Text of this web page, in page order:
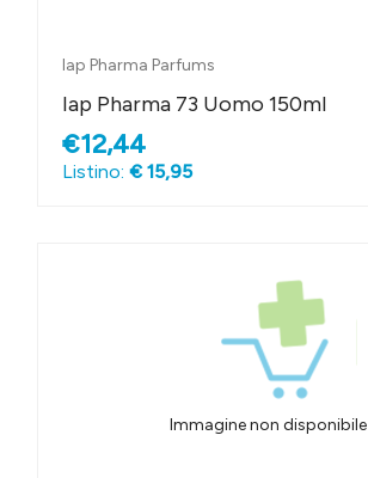
Iap Pharma Parfums
Iap Pharma 73 Uomo 150ml
€12,44
Listino: € 15,95
Immagine non disponibile